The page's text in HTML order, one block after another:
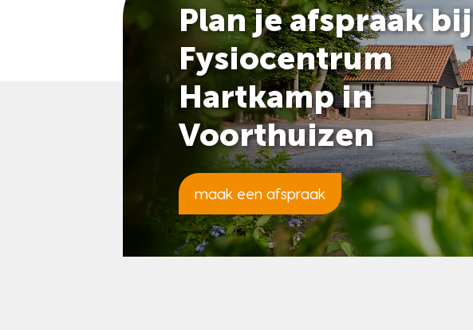
Plan je afspraak bij
Fysiocentrum
Hartkamp in
Voorthuizen
maak een afspraak